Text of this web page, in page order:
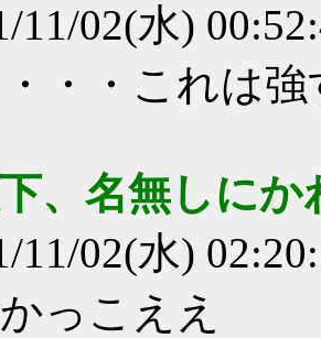
11/02(水)
・・これは
、名無しに
11/02(水)
っこええ